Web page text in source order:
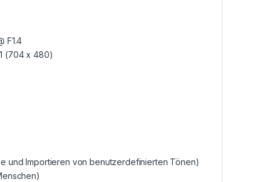
F1.4
(704 x 480)
und Importieren von benutzerdefinierten Tönen)